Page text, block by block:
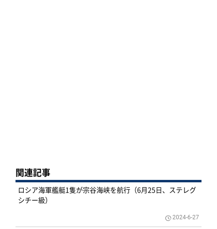
関連記事
ロシア海軍艦艇1隻が宗谷海峡を航行（6月25日、ステレグ
シチー級）
2024-6-27